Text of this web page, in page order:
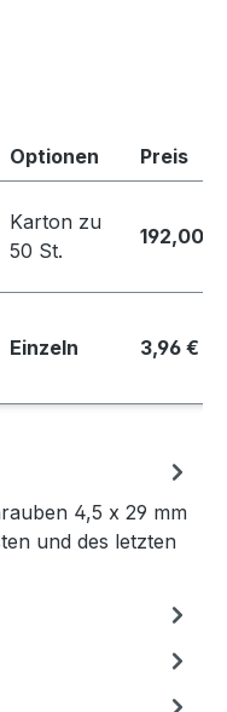
Optionen Preis
Karton zu
50 St.
192,00 €
Einzeln 3,96 €
4,5 x 29 mm
und des letzten